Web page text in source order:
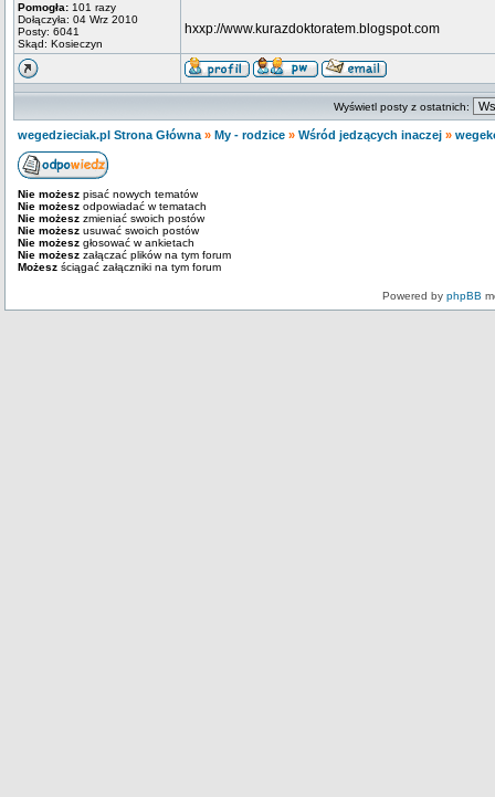
Pomogła: 101 razy
Dołączyła: 04 Wrz 2010
Posty: 6041
Skąd: Kosieczyn
hxxp://www.kurazdoktoratem.blogspot.com
Wyświetl posty z ostatnich:
wegedzieciak.pl Strona Główna » My - rodzice » Wśród jedzących inaczej »
Nie możesz pisać nowych tematów
Nie możesz odpowiadać w tematach
Nie możesz zmieniać swoich postów
Nie możesz usuwać swoich postów
Nie możesz głosować w ankietach
Nie możesz załączać plików na tym forum
Możesz ściągać załączniki na tym forum
Powered by phpBB